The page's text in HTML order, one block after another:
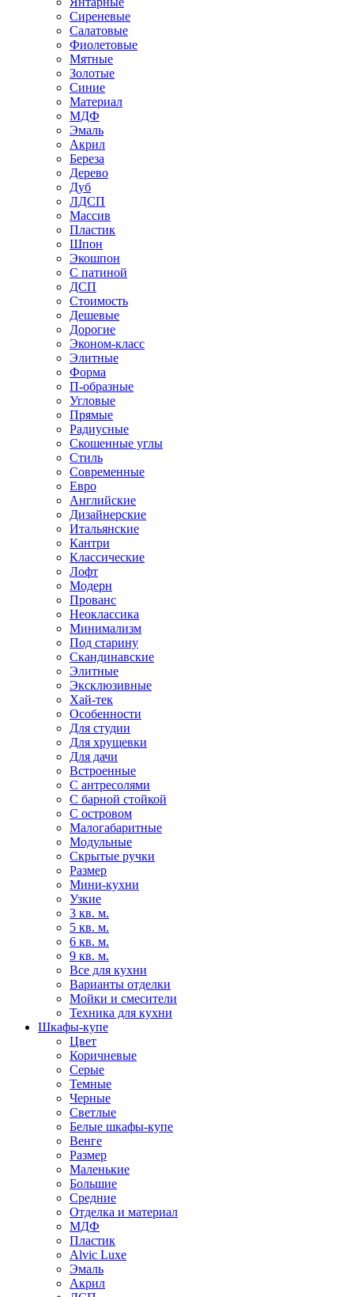
Сиреневые
Салатовые
Фиолетовые
Мятные
Золотые
Синие
Материал
МДФ
Эмаль
Акрил
Береза
Дерево
Дуб
ЛДСП
Массив
Пластик
Шпон
Экошпон
С патиной
ДСП
Стоимость
Дешевые
Дорогие
Эконом-класс
Элитные
Форма
П-образные
Угловые
Прямые
Радиусные
Скошенные углы
Стиль
Современные
Евро
Английские
Дизайнерские
Итальянские
Кантри
Классические
Лофт
Модерн
Прованс
Неоклассика
Минимализм
Под старину
Скандинавские
Элитные
Эксклюзивные
Хай-тек
Особенности
Для студии
Для хрущевки
Для дачи
Встроенные
С антресолями
С барной стойкой
С островом
Малогабаритные
Модульные
Скрытые ручки
Размер
Мини-кухни
Узкие
3 кв. м.
5 кв. м.
6 кв. м.
9 кв. м.
Все для кухни
Варианты отделки
Мойки и смесители
Техника для кухни
Шкафы-купе
Цвет
Коричневые
Серые
Темные
Черные
Светлые
Белые шкафы-купе
Венге
Размер
Маленькие
Большие
Средние
Отделка и материал
МДФ
Пластик
Alvic Luxe
Эмаль
Акрил